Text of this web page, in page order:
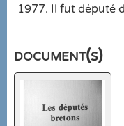
1977. Il fut député
document(s)